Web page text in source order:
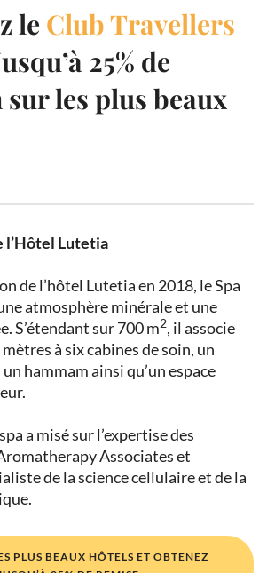
le Club Travellers
25% de
les plus beaux
l’Hôtel Lutetia
de l’hôtel Lutetia en 2018, le Spa
atmosphère minérale et une
S’étendant sur 700 m2, il associe
à six cabines de soin, un
hammam ainsi qu’un espace
a misé sur l’expertise des
Associates et
de la science cellulaire et de la
PLUS BEAUX HÔTELS ET OBTENEZ